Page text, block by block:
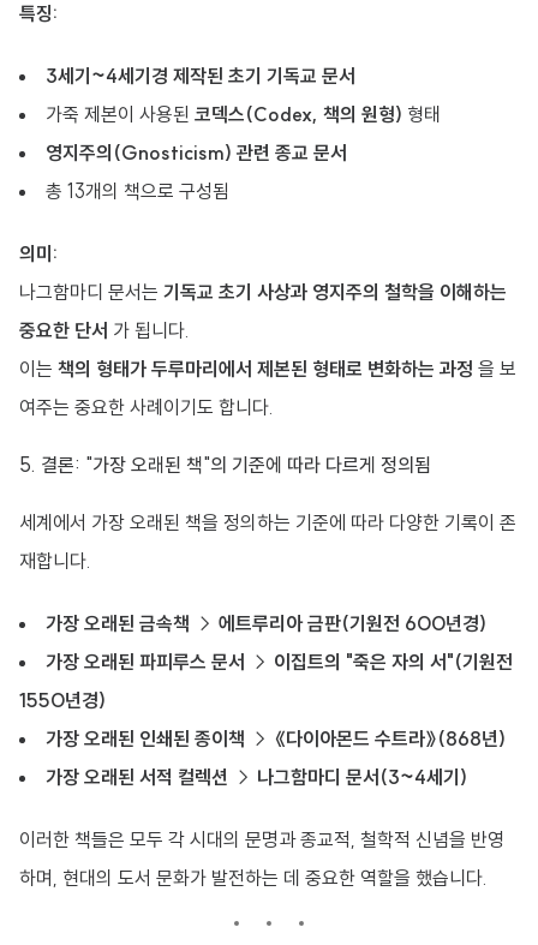
특징:
3세기~4세기경 제작된 초기 기독교 문서
가죽 제본이 사용된 코덱스(Codex, 책의 원형) 형태
영지주의(Gnosticism) 관련 종교 문서
총 13개의 책으로 구성됨
의미:
나그함마디 문서는 기독교 초기 사상과 영지주의 철학을 이해하는
중요한 단서 가 됩니다.
이는 책의 형태가 두루마리에서 제본된 형태로 변화하는 과정 을 보
여주는 중요한 사례이기도 합니다.
5. 결론: "가장 오래된 책"의 기준에 따라 다르게 정의됨
세계에서 가장 오래된 책을 정의하는 기준에 따라 다양한 기록이 존
재합니다.
가장 오래된 금속책 → 에트루리아 금판(기원전 600년경)
가장 오래된 파피루스 문서 → 이집트의 "죽은 자의 서"(기원전
1550년경)
가장 오래된 인쇄된 종이책 → 《다이아몬드 수트라》(868년)
가장 오래된 서적 컬렉션 → 나그함마디 문서(3~4세기)
이러한 책들은 모두 각 시대의 문명과 종교적, 철학적 신념을 반영
하며, 현대의 도서 문화가 발전하는 데 중요한 역할을 했습니다.